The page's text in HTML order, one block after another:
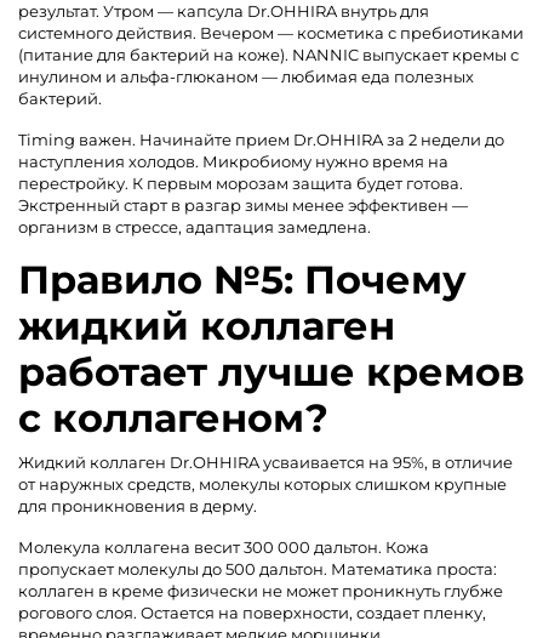
результат. Утром — капсула Dr.OHHIRA внутрь для
системного действия. Вечером — косметика с пребиотиками
(питание для бактерий на коже). NANNIC выпускает кремы с
инулином и альфа-глюканом — любимая еда полезных
бактерий.
Timing важен. Начинайте прием Dr.OHHIRA за 2 недели до
наступления холодов. Микробиому нужно время на
перестройку. К первым морозам защита будет готова.
Экстренный старт в разгар зимы менее эффективен —
организм в стрессе, адаптация замедлена.
Правило №5: Почему
жидкий коллаген
работает лучше кремов
с коллагеном?
Жидкий коллаген Dr.OHHIRA усваивается на 95%, в отличие
от наружных средств, молекулы которых слишком крупные
для проникновения в дерму.
Молекула коллагена весит 300 000 дальтон. Кожа
пропускает молекулы до 500 дальтон. Математика проста:
коллаген в креме физически не может проникнуть глубже
рогового слоя. Остается на поверхности, создает пленку,